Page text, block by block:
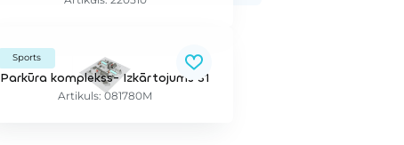
Sports
Parkūra komplekss- Izkārtojums S1
Artikuls: 081780M